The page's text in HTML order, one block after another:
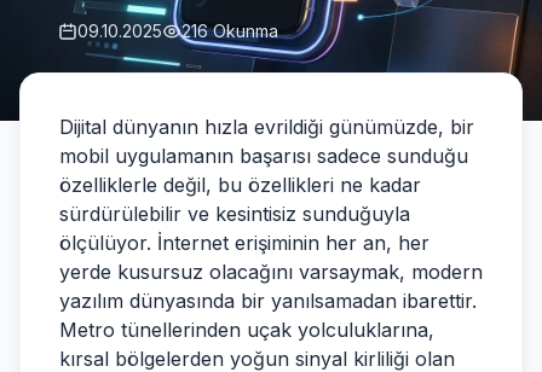
09.10.2025 216 Okunma
Dijital dünyanın hızla evrildiği günümüzde, bir
mobil uygulamanın başarısı sadece sunduğu
özelliklerle değil, bu özellikleri ne kadar
sürdürülebilir ve kesintisiz sunduğuyla
ölçülüyor. İnternet erişiminin her an, her
yerde kusursuz olacağını varsaymak, modern
yazılım dünyasında bir yanılsamadan ibarettir.
Metro tünellerinden uçak yolculuklarına,
kırsal bölgelerden yoğun sinyal kirliliği olan